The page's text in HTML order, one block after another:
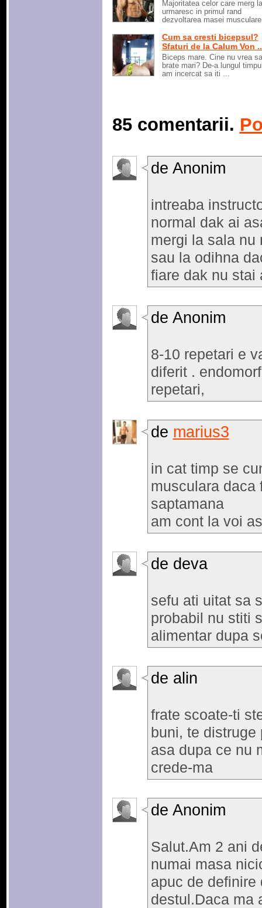
Majoritatea celor care merg
urmaresc in primul rand
dezvoltarea masei
Cum sa cresti bicepsul?
Sfaturi de la Calum Von
Biceps mare. Cine nu vrea
brate mari? De-a lungul
am incercat sa iti ...
85 comentarii.
de Anonim
intreaba
normal dak ai
mergi la sala nu
sau la odihna
fiare dak nu stai
de Anonim
8-10 repetari e
diferit .
repetari,
de marius3
in cat timp se
musculara daca
saptamana
am cont la voi
de deva
sefu ati uitat sa
probabil nu stiti
alimentar dupa
de alin
frate scoate-ti
buni, te distruge
asa dupa ce nu
crede-ma
de Anonim
Salut.Am 2 ani
numai masa
apuc de definire
destul.Daca ma